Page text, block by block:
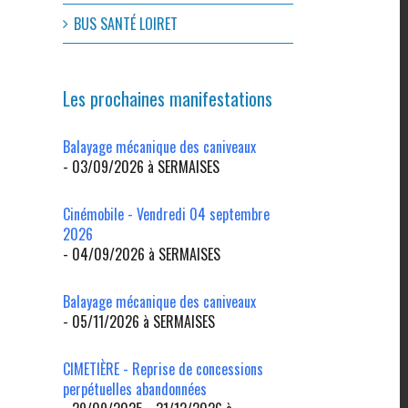
BUS SANTÉ LOIRET
Les prochaines manifestations
Balayage mécanique des caniveaux
- 03/09/2026 à SERMAISES
Cinémobile - Vendredi 04 septembre
2026
- 04/09/2026 à SERMAISES
Balayage mécanique des caniveaux
- 05/11/2026 à SERMAISES
CIMETIÈRE - Reprise de concessions
perpétuelles abandonnées